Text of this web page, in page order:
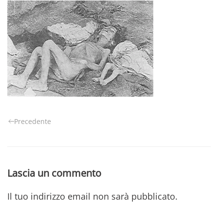
Precedente
Lascia un commento
Il tuo indirizzo email non sarà pubblicato.